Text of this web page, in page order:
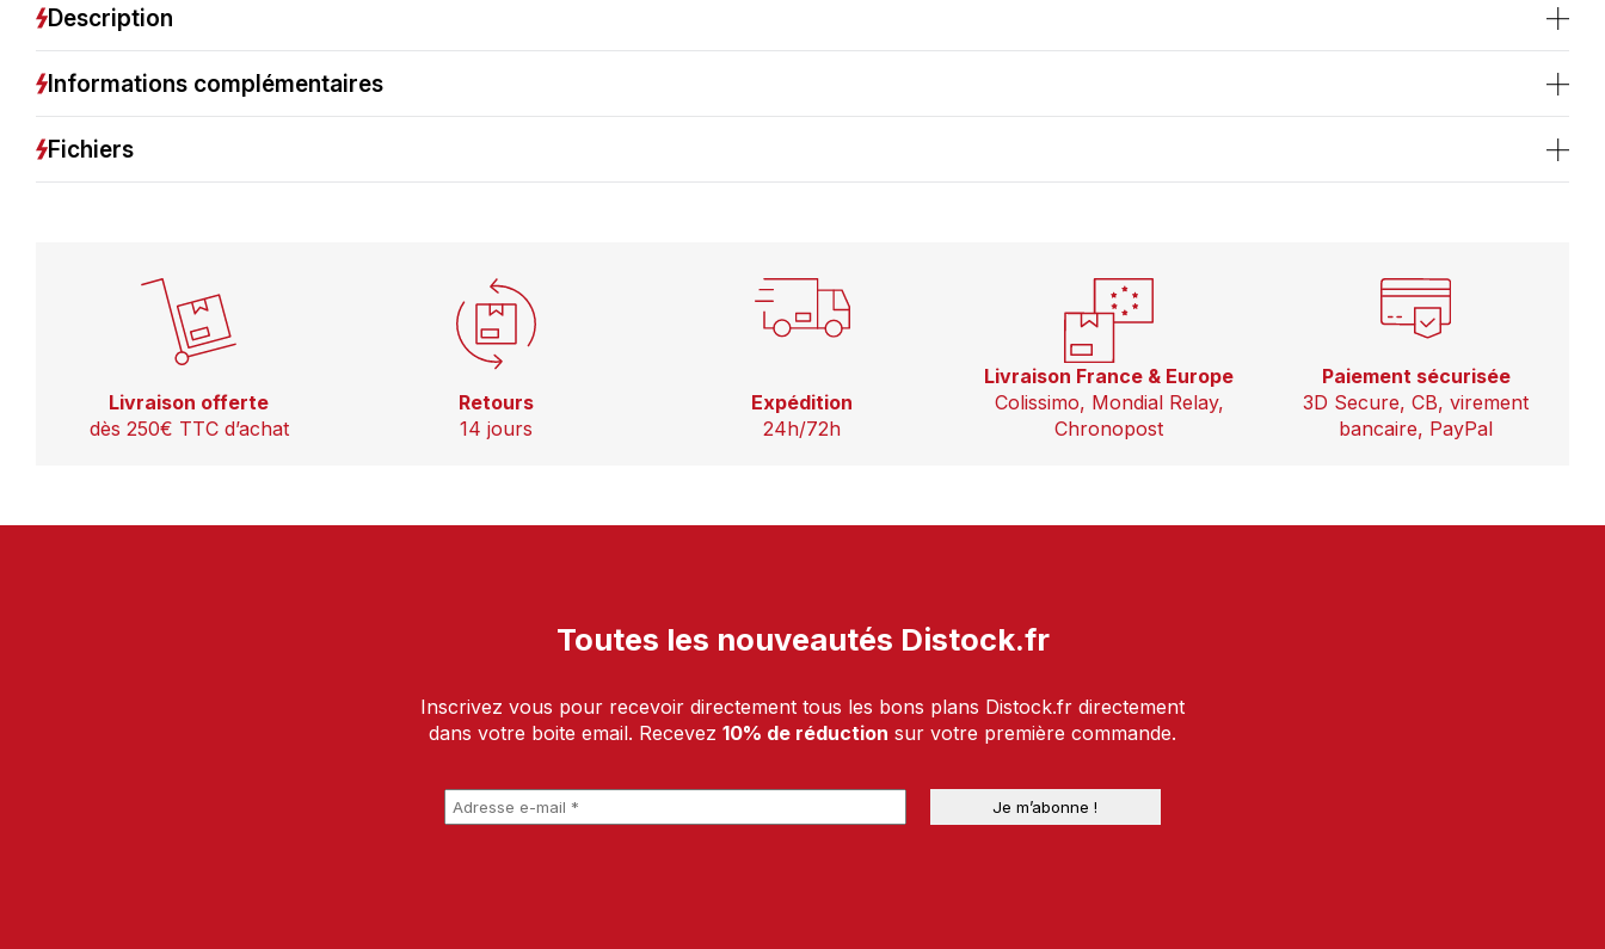
Description
Informations complémentaires
Fichiers
Livraison offerte
dès 250€ TTC d’achat
Retours
14 jours
Expédition
24h/72h
Livraison France & Europe
Colissimo, Mondial Relay,
Chronopost
Paiement sécurisée
3D Secure, CB, virement
bancaire, PayPal
Toutes les nouveautés Distock.fr
Inscrivez vous pour recevoir directement tous les bons plans Distock.fr directement
dans votre boite email. Recevez 10% de réduction sur votre première commande.